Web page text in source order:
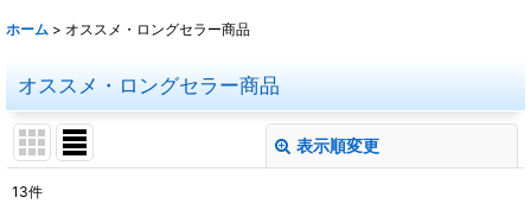
ホーム > オススメ・ロングセラー商品
オススメ・ロングセラー商品
表示順変更
13件